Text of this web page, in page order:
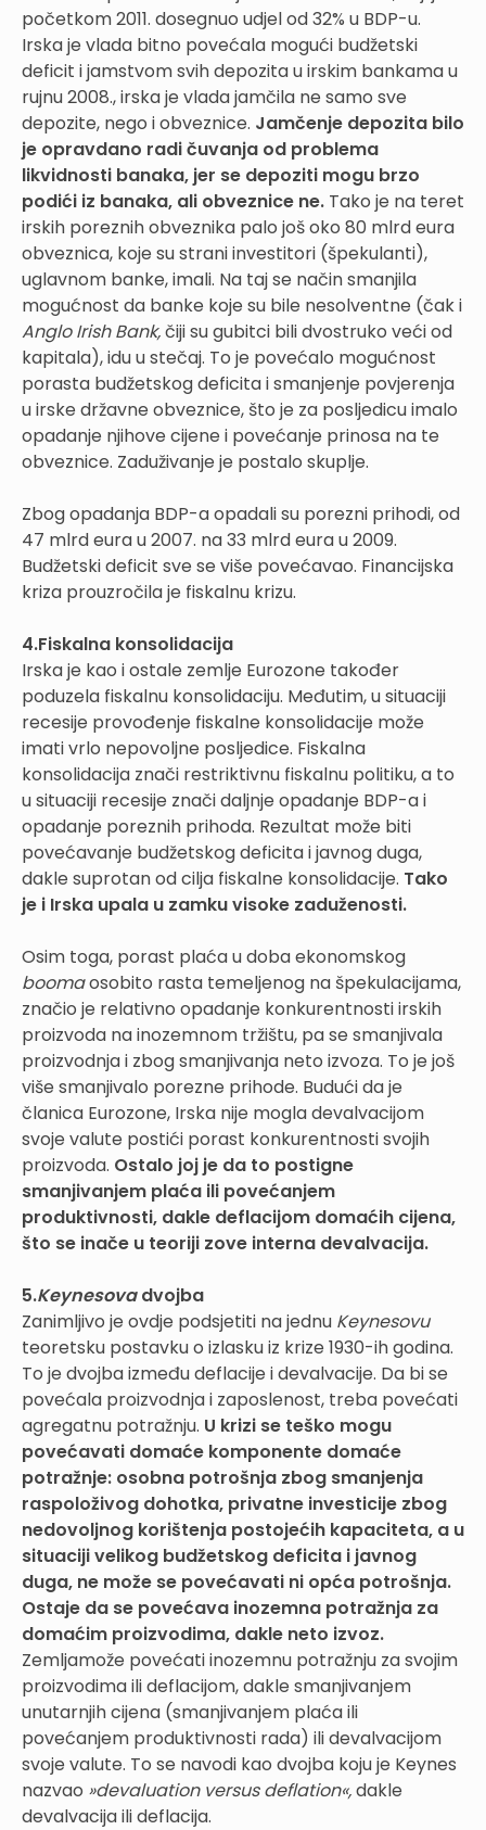
početkom 2011. dosegnuo udjel od 32% u BDP-u.
Irska je vlada bitno povećala mogući budžetski
deficit i jamstvom svih depozita u irskim bankama u
rujnu 2008., irska je vlada jamčila ne samo sve
depozite, nego i obveznice. Jamčenje depozita bilo
je opravdano radi čuvanja od problema
likvidnosti banaka, jer se depoziti mogu brzo
podići iz banaka, ali obveznice ne. Tako je na teret
irskih poreznih obveznika palo još oko 80 mlrd eura
obveznica, koje su strani investitori (špekulanti),
uglavnom banke, imali. Na taj se način smanjila
mogućnost da banke koje su bile nesolventne (čak i
Anglo Irish Bank,čiji su gubitci bili dvostruko veći od
kapitala), idu u stečaj. To je povećalo mogućnost
porasta budžetskog deficita i smanjenje povjerenja
u irske državne obveznice, što je za posljedicu imalo
opadanje njihove cijene i povećanje prinosa na te
obveznice. Zaduživanje je postalo skuplje.
Zbog opadanja BDP-a opadali su porezni prihodi, od
47 mlrd eura u 2007. na 33 mlrd eura u 2009.
Budžetski deficit sve se više povećavao. Financijska
kriza prouzročila je fiskalnu krizu.
4.Fiskalna konsolidacija
Irska je kao i ostale zemlje Eurozone također
poduzela fiskalnu konsolidaciju. Međutim, u situaciji
recesije provođenje fiskalne konsolidacije može
imati vrlo nepovoljne posljedice. Fiskalna
konsolidacija znači restriktivnu fiskalnu politiku, a to
u situaciji recesije znači daljnje opadanje BDP-a i
opadanje poreznih prihoda. Rezultat može biti
povećavanje budžetskog deficita i javnog duga,
dakle suprotan od cilja fiskalne konsolidacije. Tako
je i Irska upala u zamku visoke zaduženosti.
Osim toga, porast plaća u doba ekonomskog
boomaosobito rasta temeljenog na špekulacijama,
značio je relativno opadanje konkurentnosti irskih
proizvoda na inozemnom tržištu, pa se smanjivala
proizvodnja i zbog smanjivanja neto izvoza. To je još
više smanjivalo porezne prihode. Budući da je
članica Eurozone, Irska nije mogla devalvacijom
svoje valute postići porast konkurentnosti svojih
proizvoda. Ostalo joj je da to postigne
smanjivanjem plaća ili povećanjem
produktivnosti, dakle deflacijom domaćih cijena,
što se inače u teoriji zove interna devalvacija.
5.Keynesovadvojba
Zanimljivo je ovdje podsjetiti na jednu Keynesovu
teoretsku postavku o izlasku iz krize 1930-ih godina.
To je dvojba između deflacije i devalvacije. Da bi se
povećala proizvodnja i zaposlenost, treba povećati
agregatnu potražnju. U krizi se teško mogu
povećavati domaće komponente domaće
potražnje: osobna potrošnja zbog smanjenja
raspoloživog dohotka, privatne investicije zbog
nedovoljnog korištenja postojećih kapaciteta, a u
situaciji velikog budžetskog deficita i javnog
duga, ne može se povećavati ni opća potrošnja.
Ostaje da se povećava inozemna potražnja za
domaćim proizvodima, dakle neto izvoz.
Zemljamože povećati inozemnu potražnju za svojim
proizvodima ili deflacijom, dakle smanjivanjem
unutarnjih cijena (smanjivanjem plaća ili
povećanjem produktivnosti rada) ili devalvacijom
svoje valute. To se navodi kao dvojba koju je Keynes
nazvao »devaluation versus deflation«,dakle
devalvacija ili deflacija.